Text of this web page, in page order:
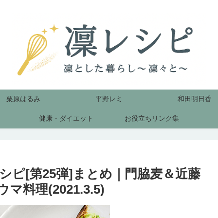
栗原はるみ 平野レミ 和田明日香
健康・ダイエット お役立ちリンク集
ピ[第25弾]まとめ｜門脇麦＆近藤
マ料理(2021.3.5)